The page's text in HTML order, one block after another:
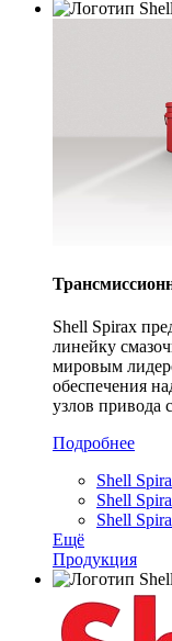
Shell Spirax
линейку
мировым
обеспечения
узлов привода
Подробнее
Shell
Shell
Shell
Ещё
Продукция